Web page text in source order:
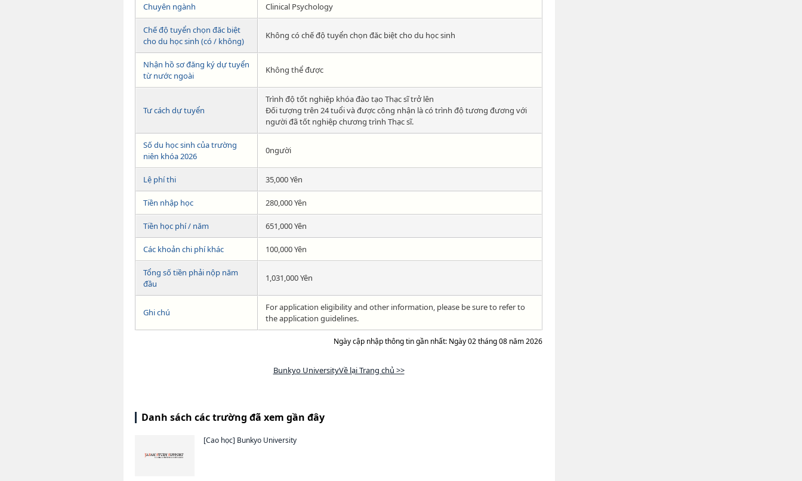
Chuyên ngành Clinical Psychology
Chế độ tuyển chọn đăc biệt
cho du học sinh (có / không)
Không có chế độ tuyển chọn đăc biệt cho du học sinh
Nhận hồ sơ đăng ký dự tuyển
từ nước ngoài
Không thể được
Tư cách dự tuyển
Trình độ tốt nghiệp khóa đào tạo Thạc sĩ trở lên
Đối tượng trên 24 tuổi và được công nhận là có trình độ tương đương với
người đã tốt nghiệp chương trình Thạc sĩ.
Số du học sinh của trường
niên khóa 2026
0người
Lệ phí thi 35,000 Yên
Tiền nhập học 280,000 Yên
Tiền học phí / năm 651,000 Yên
Các khoản chi phí khác 100,000 Yên
Tổng số tiền phải nộp năm
đầu
1,031,000 Yên
Ghi chú
For application eligibility and other information, please be sure to refer to
the application guidelines.
Ngày cập nhập thông tin gần nhất: Ngày 02 tháng 08 năm 2026
Bunkyo UniversityVề lại Trang chủ >>
Danh sách các trường đã xem gần đây
[Cao học] Bunkyo University